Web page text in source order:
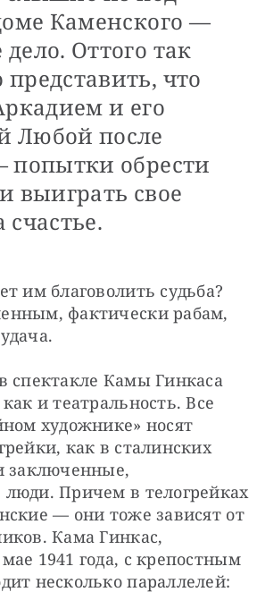
Каменского —
Оттого так
что
и его
Любой после
попытки обрести
выиграть свое
им благоволить судьба?
фактически рабам,
спектакле Камы Гинкаса
и театральность. Все
художнике» носят
как в сталинских
заключенные,
Причем в телогрейках
— они тоже зависят от
Кама Гинкас,
1941 года, с крепостным
несколько параллелей: